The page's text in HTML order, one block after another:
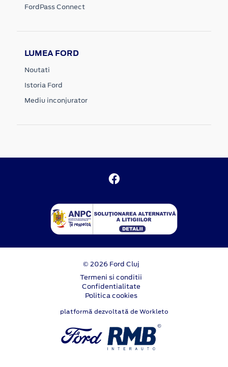
FordPass Connect
LUMEA FORD
Noutati
Istoria Ford
Mediu inconjurator
© 2026 Ford Cluj
Termeni si conditii
Confidentialitate
Politica cookies
platformă dezvoltată de Workleto